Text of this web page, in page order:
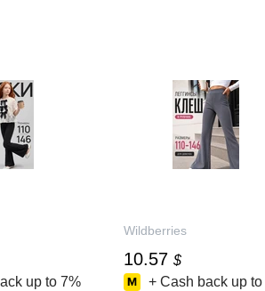
up to 7%
Wildberries
10.57 $
+ Cash back up to